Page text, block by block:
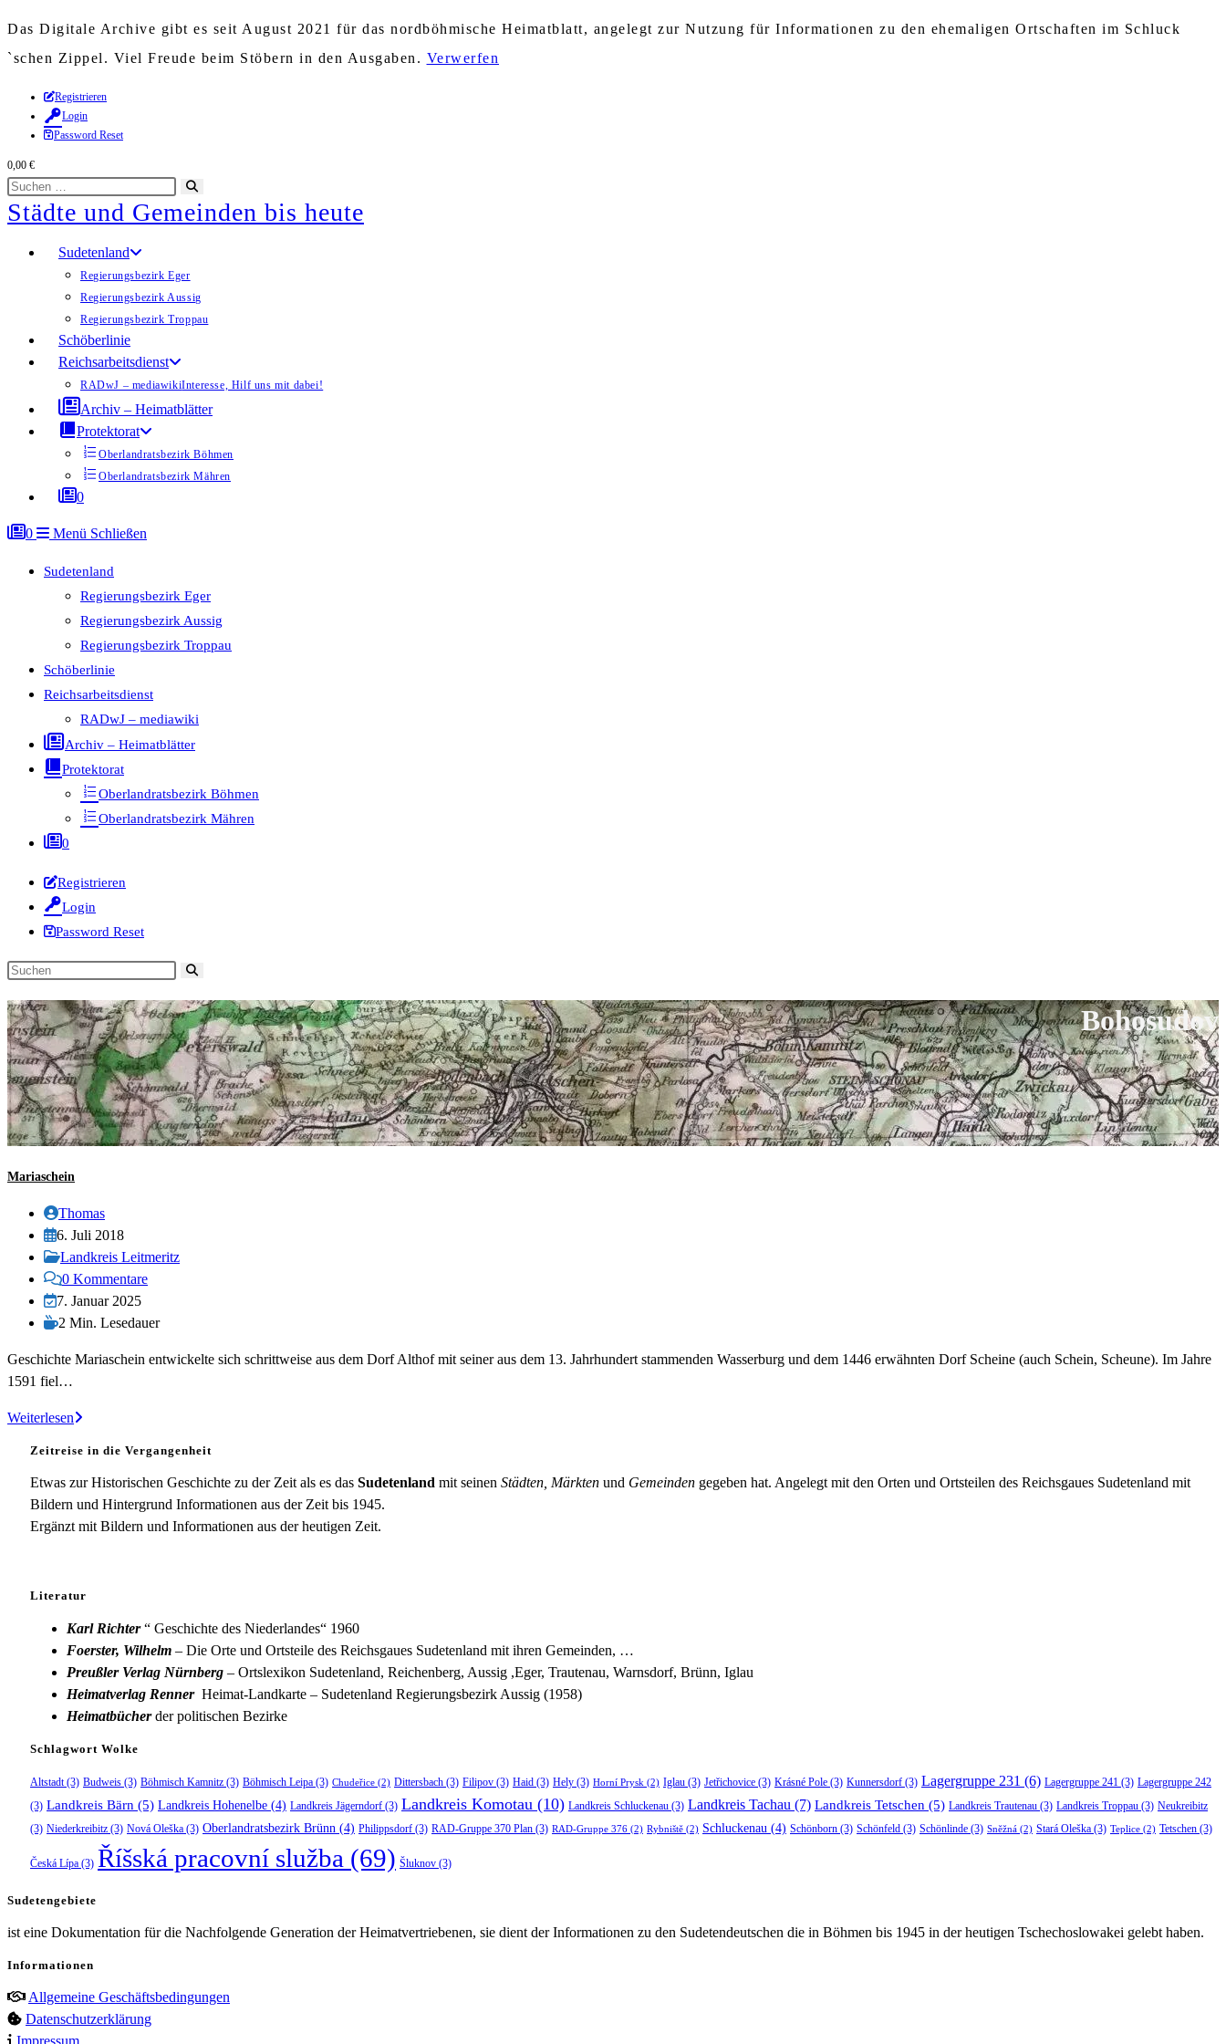
Das Digitale Archive gibt es seit August 2021 für das nordböhmische Heimatblatt, angelegt zur Nutzung für Informationen zu den ehemaligen Ortschaften im Schluck
`schen Zippel. Viel Freude beim Stöbern in den Ausgaben. Verwerfen
Zum
Inhalt
springen
Registrieren
Login
Password Reset
0,00 €
Diese
Website
durchsuchen
starten
Städte und Gemeinden bis heute
Sudetenland
Regierungsbezirk Eger
Regierungsbezirk Aussig
Regierungsbezirk Troppau
Schöberlinie
Reichsarbeitsdienst
RADwJ – mediawikiInteresse, Hilf uns mit dabei!
Archiv – Heimatblätter
Protektorat
Oberlandratsbezirk Böhmen
Oberlandratsbezirk Mähren
0
0 Menü Schließen
Sudetenland
Regierungsbezirk Eger
Regierungsbezirk Aussig
Regierungsbezirk Troppau
Schöberlinie
Reichsarbeitsdienst
RADwJ – mediawiki
Archiv – Heimatblätter
Protektorat
Oberlandratsbezirk Böhmen
Oberlandratsbezirk Mähren
0
Registrieren
Login
Password Reset
Diese
durchsuchen
Bohosudov
Mariaschein
Beitrags-
Autor:
Thomas
Beitrag
veröffentlicht:
6. Juli 2018
Beitrags-
Kategorie:
Landkreis Leitmeritz
Beitrags-
Kommentare:
0 Kommentare
Beitrag
zuletzt
am:
7. Januar 2025
Lesedauer:
2 Min. Lesedauer
Geschichte Mariaschein entwickelte sich schrittweise aus dem Dorf Althof mit seiner aus dem 13. Jahrhundert stammenden Wasserburg und dem 1446 erwähnten Dorf Scheine (auch Schein, Scheune). Im Jahre
1591 fiel…
WeiterlesenMariaschein
Zeitreise in die Vergangenheit
Etwas zur Historischen Geschichte zu der Zeit als es das Sudetenland mit seinen Städten, Märkten und Gemeinden gegeben hat. Angelegt mit den Orten und Ortsteilen des Reichsgaues Sudetenland mit
Bildern und Hintergrund Informationen aus der Zeit bis 1945.
Ergänzt mit Bildern und Informationen aus der heutigen Zeit.
Literatur
Karl Richter“ Geschichte des Niederlandes“ 1960
Foerster, Wilhelm – Die Orte und Ortsteile des Reichsgaues Sudetenland mit ihren Gemeinden, …
Preußler Verlag Nürnberg – Ortslexikon Sudetenland, Reichenberg, Aussig ,Eger, Trautenau, Warnsdorf, Brünn, Iglau
Heimatverlag Renner Heimat-Landkarte – Sudetenland Regierungsbezirk Aussig (1958)
Heimatbücherder politischen Bezirke
Schlagwort Wolke
Altstadt(3) Budweis (3) Böhmisch Kamnitz (3) Böhmisch Leipa (3) Chudeřice (2) Dittersbach (3) Filipov (3) Haid (3) Hely (3) Horní Prysk (2) Iglau (3) Jetřichovice (3) Krásné Pole (3) Kunnersdorf (3) Lagergruppe 231 (6) Lagergruppe 241 (3) Lagergruppe 242
(3) Landkreis Bärn (5) Landkreis Hohenelbe (4) Landkreis Jägerndorf (3) Landkreis Komotau (10) Landkreis Schluckenau (3) Landkreis Tachau (7) Landkreis Tetschen (5) Landkreis Trautenau (3) Landkreis Troppau (3) Neukreibitz
(3) Niederkreibitz (3) Nová Oleška (3) Oberlandratsbezirk Brünn (4) Philippsdorf (3) RAD-Gruppe 370 Plan (3) RAD-Gruppe 376 (2) Rybniště (2) Schluckenau (4) Schönborn (3) Schönfeld (3) Schönlinde (3) Sněžná (2) Stará Oleška (3) Teplice (2) Tetschen (3)
Česká Lípa (3) Říšská pracovní služba (69) Šluknov (3)
Sudetengebiete
ist eine Dokumentation für die Nachfolgende Generation der Heimatvertriebenen, sie dient der Informationen zu den Sudetendeutschen die in Böhmen bis 1945 in der heutigen Tschechoslowakei gelebt haben.
Informationen
Allgemeine Geschäftsbedingungen
Datenschutzerklärung